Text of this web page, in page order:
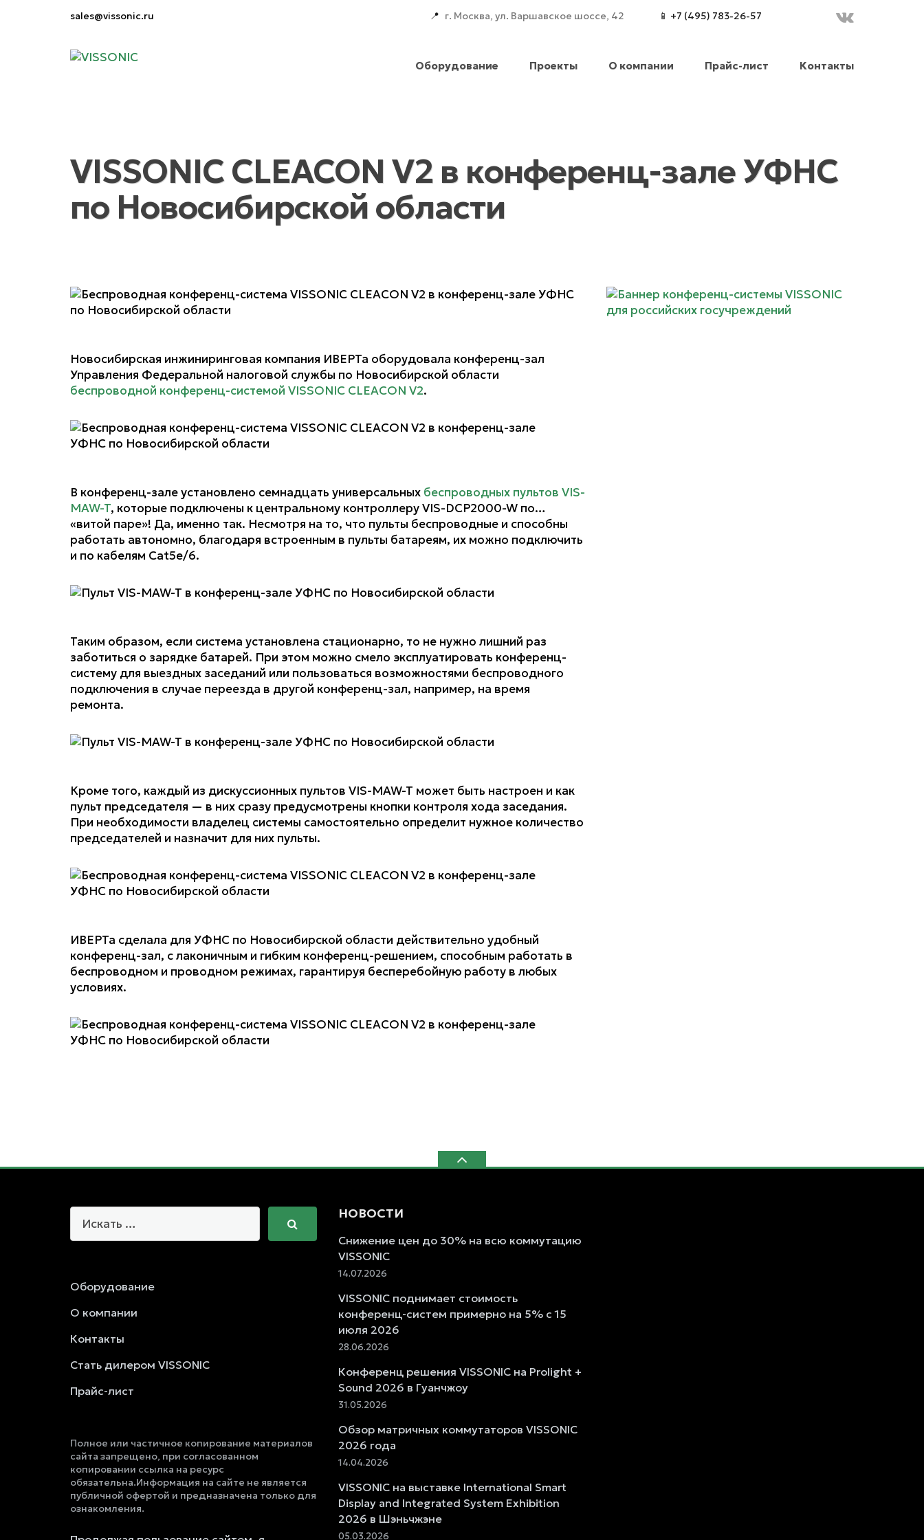
sales@vissonic.ru 📍 г. Москва, ул. Варшавское шоссе, 42 📱 +7 (495) 783-26-57
Оборудование Проекты О компании Прайс-лист Контакты
VISSONIC CLEACON V2 в конференц-зале УФНС
по Новосибирской области
Новосибирская инжиниринговая компания ИВЕРТа оборудовала конференц-зал
Управления Федеральной налоговой службы по Новосибирской области
беспроводной конференц-системой VISSONIC CLEACON V2.
В конференц-зале установлено семнадцать универсальных беспроводных пультов VIS-
MAW-T, которые подключены к центральному контроллеру VIS-DCP2000-W по…
«витой паре»! Да, именно так. Несмотря на то, что пульты беспроводные и способны
работать автономно, благодаря встроенным в пульты батареям, их можно подключить
и по кабелям Cat5e/6.
Таким образом, если система установлена стационарно, то не нужно лишний раз
заботиться о зарядке батарей. При этом можно смело эксплуатировать конференц-
систему для выездных заседаний или пользоваться возможностями беспроводного
подключения в случае переезда в другой конференц-зал, например, на время
ремонта.
Кроме того, каждый из дискуссионных пультов VIS-MAW-T может быть настроен и как
пульт председателя — в них сразу предусмотрены кнопки контроля хода заседания.
При необходимости владелец системы самостоятельно определит нужное количество
председателей и назначит для них пульты.
ИВЕРТа сделала для УФНС по Новосибирской области действительно удобный
конференц-зал, с лаконичным и гибким конференц-решением, способным работать в
беспроводном и проводном режимах, гарантируя бесперебойную работу в любых
условиях.
Оборудование
О компании
Контакты
Стать дилером VISSONIC
Прайс-лист
Полное или частичное копирование материалов
сайта запрещено, при согласованном
копировании ссылка на ресурс
обязательна.Информация на сайте не является
публичной офертой и предназначена только для
ознакомления.
НОВОСТИ
Снижение цен до 30% на всю коммутацию
VISSONIC
14.07.2026
VISSONIC поднимает стоимость
конференц-систем примерно на 5% с 15
июля 2026
28.06.2026
Конференц решения VISSONIC на Prolight +
Sound 2026 в Гуанчжоу
31.05.2026
Обзор матричных коммутаторов VISSONIC
2026 года
14.04.2026
VISSONIC на выставке International Smart
Display and Integrated System Exhibition
2026 в Шэньчжэне
05.03.2026